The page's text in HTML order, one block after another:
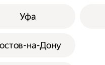
Уфа
на-Дону